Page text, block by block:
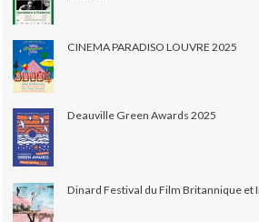
CINEMA PARADISO LOUVRE 2025
Deauville Green Awards 2025
Dinard Festival du Film Britannique et